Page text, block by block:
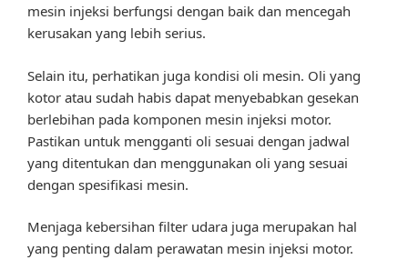
mesin injeksi berfungsi dengan baik dan mencegah
kerusakan yang lebih serius.
Selain itu, perhatikan juga kondisi oli mesin. Oli yang
kotor atau sudah habis dapat menyebabkan gesekan
berlebihan pada komponen mesin injeksi motor.
Pastikan untuk mengganti oli sesuai dengan jadwal
yang ditentukan dan menggunakan oli yang sesuai
dengan spesifikasi mesin.
Menjaga kebersihan filter udara juga merupakan hal
yang penting dalam perawatan mesin injeksi motor.